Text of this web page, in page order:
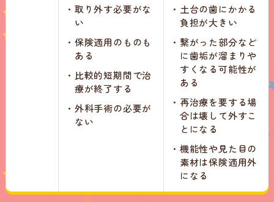
・ 取り外す必要がな
い
・ 保険適用のものも
ある
・ 比較的短期間で治
療が終了する
・ 外科手術の必要が
ない
・ 土台の歯にかかる
負担が大きい
・ 繋がった部分など
に歯垢が溜まりや
すくなる可能性が
ある
・ 再治療を要する場
合は壊して外すこ
とになる
・ 機能性や見た目の
素材は保険適用外
になる